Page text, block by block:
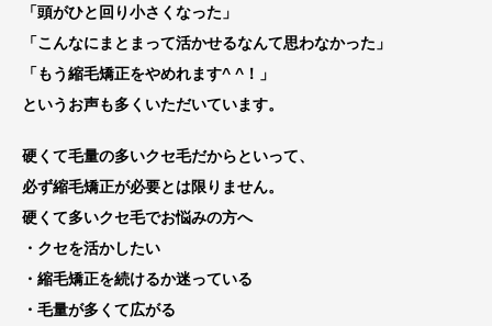
「頭がひと回り小さくなった」
「こんなにまとまって活かせるなんて思わなかった」
「もう縮毛矯正をやめれます^ ^！」
というお声も多くいただいています。
硬くて毛量の多いクセ毛だからといって、
必ず縮毛矯正が必要とは限りません。
硬くて多いクセ毛でお悩みの方へ
・クセを活かしたい
・縮毛矯正を続けるか迷っている
・毛量が多くて広がる